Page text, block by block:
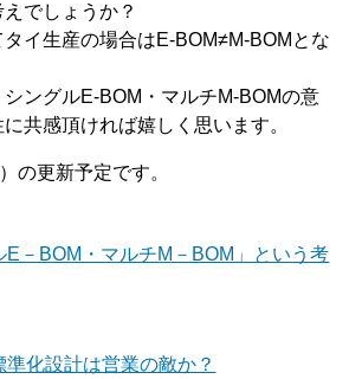
でしょうか？
イ生産の場合はE-BOM≠M-BOMとな
ングルE-BOM・マルチM-BOMの意
共感頂ければ嬉しく思います。
の更新予定です。
E－BOM・マルチM－BOM」という考
化設計は営業の敵か？